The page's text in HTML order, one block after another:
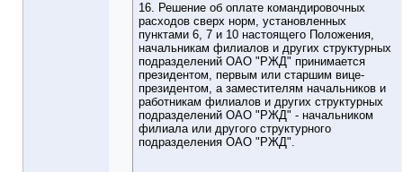
16. Решение об оплате командировочных
расходов сверх норм, установленных
пунктами 6, 7 и 10 настоящего Положения,
начальникам филиалов и других структурных
подразделений ОАО "РЖД" принимается
президентом, первым или старшим вице-
президентом, а заместителям начальников и
работникам филиалов и других структурных
подразделений ОАО "РЖД" - начальником
филиала или другого структурного
подразделения ОАО "РЖД".